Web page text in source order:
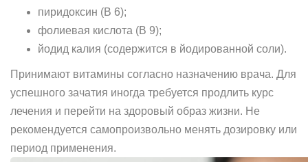
пиридоксин (B 6);
фолиевая кислота (B 9);
йодид калия (содержится в йодированной соли).
Принимают витамины согласно назначению врача. Для
успешного зачатия иногда требуется продлить курс
лечения и перейти на здоровый образ жизни. Не
рекомендуется самопроизвольно менять дозировку или
период применения.